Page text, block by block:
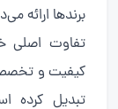
برندها ارائه
تفاوت اصلی
کیفیت و تخصص